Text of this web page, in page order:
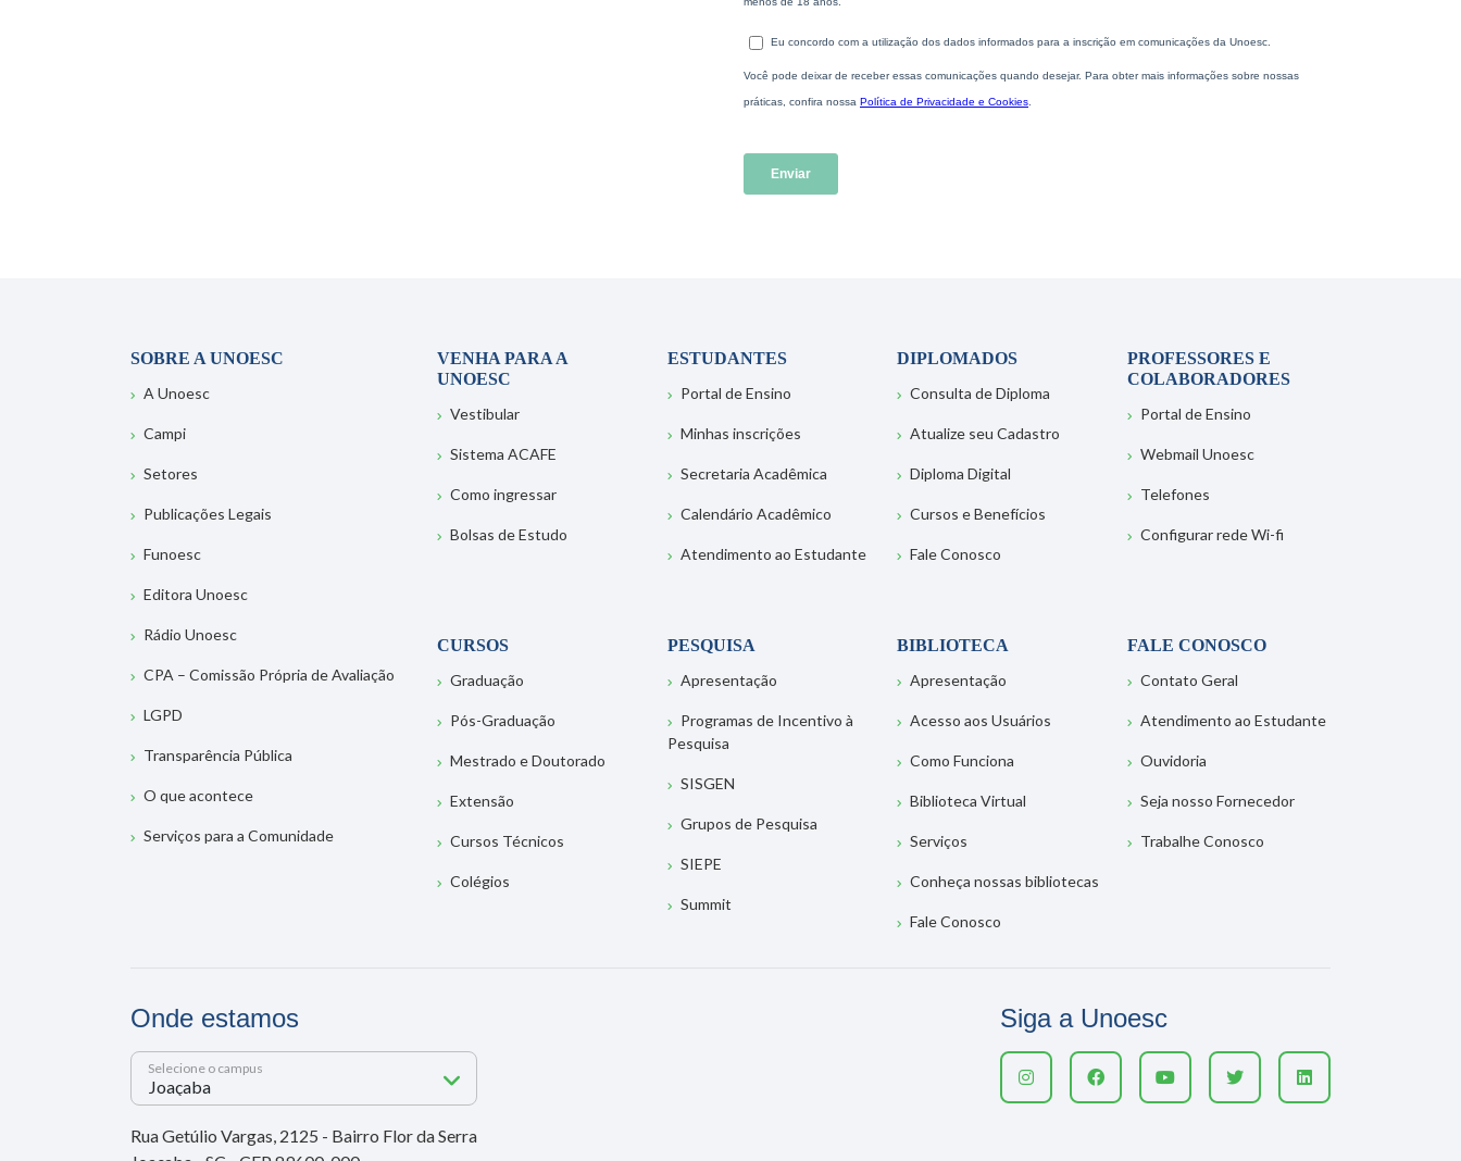
SOBRE A UNOESC
A Unoesc
Campi
Setores
Publicações Legais
Funoesc
Editora Unoesc
Rádio Unoesc
CPA – Comissão Própria de Avaliação
LGPD
Transparência Pública
O que acontece
Serviços para a Comunidade
VENHA PARA A
UNOESC
Vestibular
Sistema ACAFE
Como ingressar
Bolsas de Estudo
ESTUDANTES
Portal de Ensino
Minhas inscrições
Secretaria Acadêmica
Calendário Acadêmico
Atendimento ao Estudante
DIPLOMADOS
Consulta de Diploma
Atualize seu Cadastro
Diploma Digital
Cursos e Benefícios
Fale Conosco
PROFESSORES E
COLABORADORES
Portal de Ensino
Webmail Unoesc
Telefones
Configurar rede Wi-fi
CURSOS
Graduação
Pós-Graduação
Mestrado e Doutorado
Extensão
Cursos Técnicos
Colégios
PESQUISA
Apresentação
Programas de Incentivo à
Pesquisa
SISGEN
Grupos de Pesquisa
SIEPE
Summit
BIBLIOTECA
Apresentação
Acesso aos Usuários
Como Funciona
Biblioteca Virtual
Serviços
Conheça nossas bibliotecas
Fale Conosco
FALE CONOSCO
Contato Geral
Atendimento ao Estudante
Ouvidoria
Seja nosso Fornecedor
Trabalhe Conosco
Onde estamos
Selecione o campus
Rua Getúlio Vargas, 2125 - Bairro Flor da Serra
Siga a Unoesc